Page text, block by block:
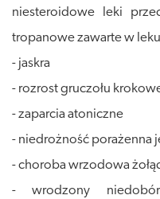
niesteroidowe leki
tropanowe zawarte w
- jaskra
- rozrost gruczołu
- zaparcia atoniczne
- niedrożność porażenna
- choroba wrzodowa
- wrodzony